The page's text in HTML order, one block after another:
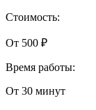
Стоимость:
От 500 ₽
Время работы:
От 30 минут